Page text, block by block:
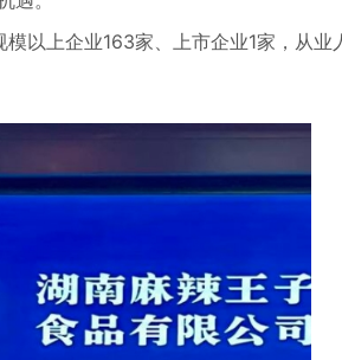
以上企业163家、上市企业1家，从业